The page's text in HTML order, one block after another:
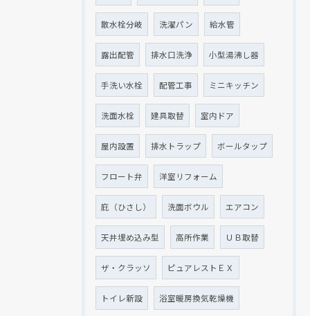
散水栓分岐 洗濯パン 給水管
露出配管 排水口洗浄 小型湯沸し器
手洗い水栓 配管工事 ミニキッチン
洗面水栓 建具取替 室内ドア
屋内設置 排水トラップ ボールタップ
フロート弁 洋室リフォーム
庇（ひさし） 洗面ボウル エアコン
天井埋め込み型 高所作業 ＵＢ取替
ザ・クラッソ ピュアレストＥＸ
トイレ新設 浴室暖房換気乾燥機